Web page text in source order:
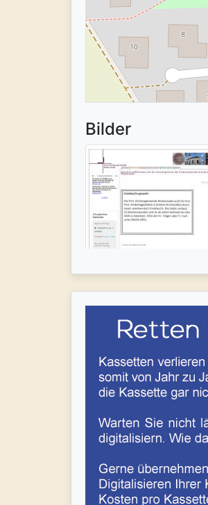
Bilder